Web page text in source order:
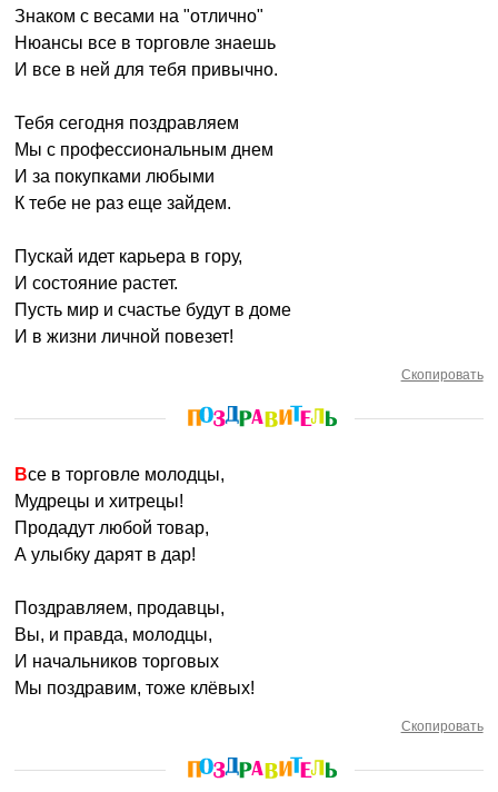
Знаком с весами на "отлично"
Нюансы все в торговле знаешь
И все в ней для тебя привычно.
Тебя сегодня поздравляем
Мы с профессиональным днем
И за покупками любыми
К тебе не раз еще зайдем.
Пускай идет карьера в гору,
И состояние растет.
Пусть мир и счастье будут в доме
И в жизни личной повезет!
Скопировать
Все в торговле молодцы,
Мудрецы и хитрецы!
Продадут любой товар,
А улыбку дарят в дар!
Поздравляем, продавцы,
Вы, и правда, молодцы,
И начальников торговых
Мы поздравим, тоже клёвых!
Скопировать